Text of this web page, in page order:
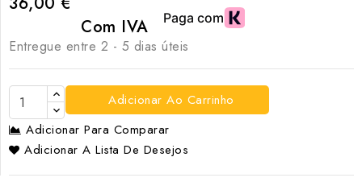
Com IVA
Entregue entre 2 - 5 dias úteis
Adicionar Ao Carrinho
Adicionar Para Comparar
Adicionar A Lista De Desejos